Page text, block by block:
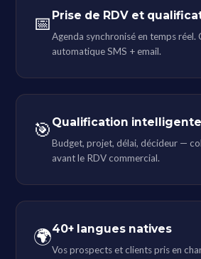
📅 Prise de RDV et
Agenda synchronisé en temps réel.
automatique SMS + email.
🎯 Qualification intelligente
Budget, projet, délai, décideur —
avant le RDV commercial.
🌍40+ langues natives
Vos prospects et clients pris en